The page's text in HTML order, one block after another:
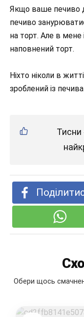
Якщо ваше печиво
печиво
на торт. Але в
наповнений торт.
Ніхто ніколи в
зроблений із
Тисни
Обери щось